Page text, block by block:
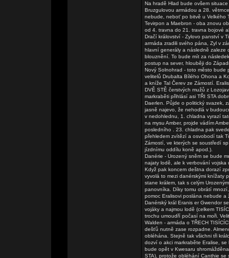
Na hradě Hlad bude ovšem
Bruzgulovou armádou a 28.
nebude, neboť po bitvě u Velkého
Tevirpon a Maebron - oba znovu
od 4. travna do 21. travna bojové
Dračí království - Zylovo panství v
armáda zradili svého pána, Zyl v
hlavní generály a následně zaleze
blouznění. To bude mít za
postup na sever, hlouběji do
Nový Solnohrad - toto město bude
velitelů Drubalta Bílého Ohona a
a kníže Tal Čerev ze Zámostí.
DVĚ STĚ čerstvých mužů z
markraběti přihlásí asi TŘI STA
Daerlen. Půjde o politický svazek,
jasně najevo, že nehodlá v
v nedohlednu, 1. chladna vyrazí
na mysu Amber, projde vádím
posledního . 23. chladna pak
přehledem zvítězí a osvobodí tak
Zámostí, ve kterých se soustředí
jízdnímu oddílu koně apod.).
Danérie - Urozený sněm se bude
najaty lodě, ale k verbování
Když pak koncem deštna dorazí
vyvolá to mezi danérskými knížaty
stane králem, tak s celým
panovníka. Díky tomu obrátí
pomoc Eralisovi poslána nebude
Danérský král Eranis er Gwendor
vojáky a najmou lodě (celkem
trochu umoudří počasí na moři.
Walden - armáda o TŘECH
dešťů nutně zase rozpadne.
obléhána. Stejně tak všichni tři
dozví o akci markraběte Eralise,
bude opět v Kwesaru
STA), protože obléhání Canthie se